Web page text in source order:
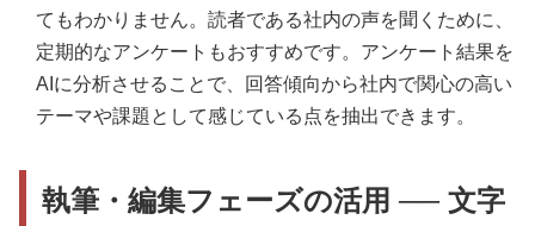
てもわかりません。読者である社内の声を聞くために、
定期的なアンケートもおすすめです。アンケート結果を
AIに分析させることで、回答傾向から社内で関心の高い
テーマや課題として感じている点を抽出できます。
執筆・編集フェーズの活用 ── 文字